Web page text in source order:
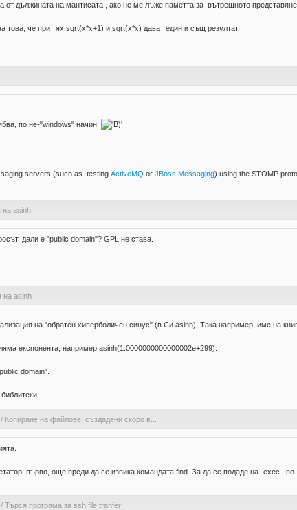
от дължината на мантисата , ако не ме лъже паметта за вътрешното представяне
това, че при тях sqrt(x*x+1) и sqrt(x*x) дават един и същ резултат.
по не-"windows" начин
servers (such as testing. ActiveMQ or JBoss Messaging) using the STOMP
на asinh
дали е "public domain"? GPL не става.
на asinh
на "обратен хиперболичен синус" (в Си asinh). Така например, име на
експонента, например asinh(1.0000000000000002e+299).
domain".
/ Копиране на файлове, създадени скоро в...
първо, още преди да се извика командата find. За да се подаде на -exec ,
/ Търся програма за ssh file tranfer